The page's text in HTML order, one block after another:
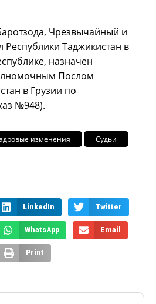
Чрезвычайный и
Таджикистан в
назначен
Послом
в Грузии по
№948).
изменения
Судьи
LinkedIn Twitter
WhatsApp Email
Print